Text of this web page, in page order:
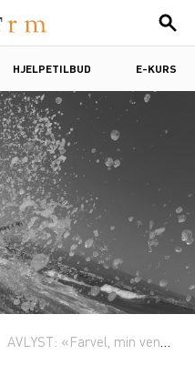
HJELPETILBUD E-KURS
AVLYST: «Farvel, min venn» – om menn, sykdom, sorg og smerte